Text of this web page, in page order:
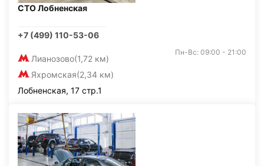
СТО Лобненская
+7 (499) 110-53-06
Лианозово(1,72 км)
Яхромская(2,34 км)
Пн-Вс: 09:00 - 21:00
Лобненская, 17 стр.1